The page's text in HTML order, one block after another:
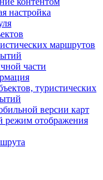
настройка
маршрутов
части
туристических
версии карт
режим отображения